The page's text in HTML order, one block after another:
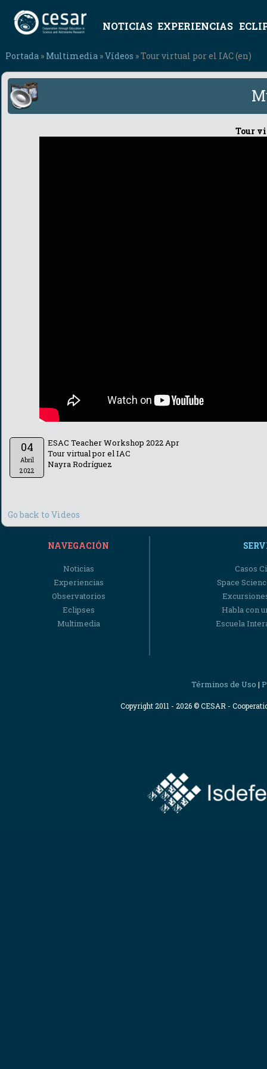
NOTICIAS EXPERIENCIAS
Portada » Multimedia »Vídeos » Tour virtual por el IAC (en)
Tour
04
Abril
2022
ESAC Teacher Workshop 2022 Apr
Tour virtual por el IAC
Nayra Rodríguez
Go back to Videos
NAVEGACIÓN
Noticias
Experiencias
Observatorios
Eclipses
Multimedia
Casos
Space
Habla con
Escuela
Términos de Uso |
Copyright 2011 - 2026 © CESAR -